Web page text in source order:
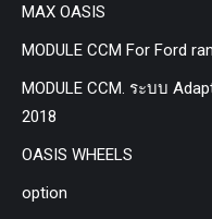
MAX OASIS
MODULE CCM For Ford
MODULE CCM. ระบบ
2018
OASIS WHEELS
option